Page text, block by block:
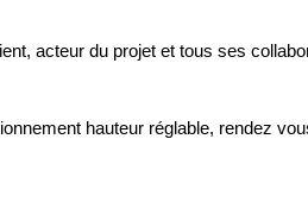
acteur du projet et tous ses
hauteur réglable, rendez